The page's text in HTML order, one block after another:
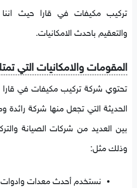
تركيب مكيفات في قارا حيث
والتعقيم باحدث الامكانيات.
المقومات والامكانيات التي
تحتوي شركة تركيب مكيفات في قارا
الحديثة التي تجعل منها شركة
بين العديد من شركات الصيانة
وذلك مثل:
نستخدم أحدث معدات